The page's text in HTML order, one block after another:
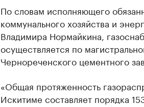
По словам исполняющего
коммунального хозяйства и
Владимира Нормайкина,
осуществляется по
Чернореченского цементного
«Общая протяженность
Искитиме составляет порядка